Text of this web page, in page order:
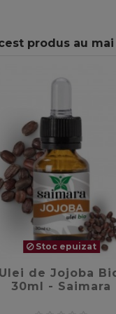
produs au
Stoc epuizat
Ulei de Jojoba
30ml - Saimara